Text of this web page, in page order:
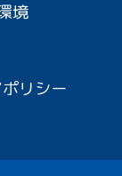
境
リシー